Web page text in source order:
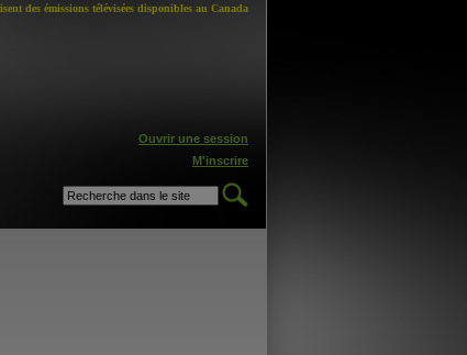
des émissions télévisées disponibles au Canada
Ouvrir une session
M'inscrire